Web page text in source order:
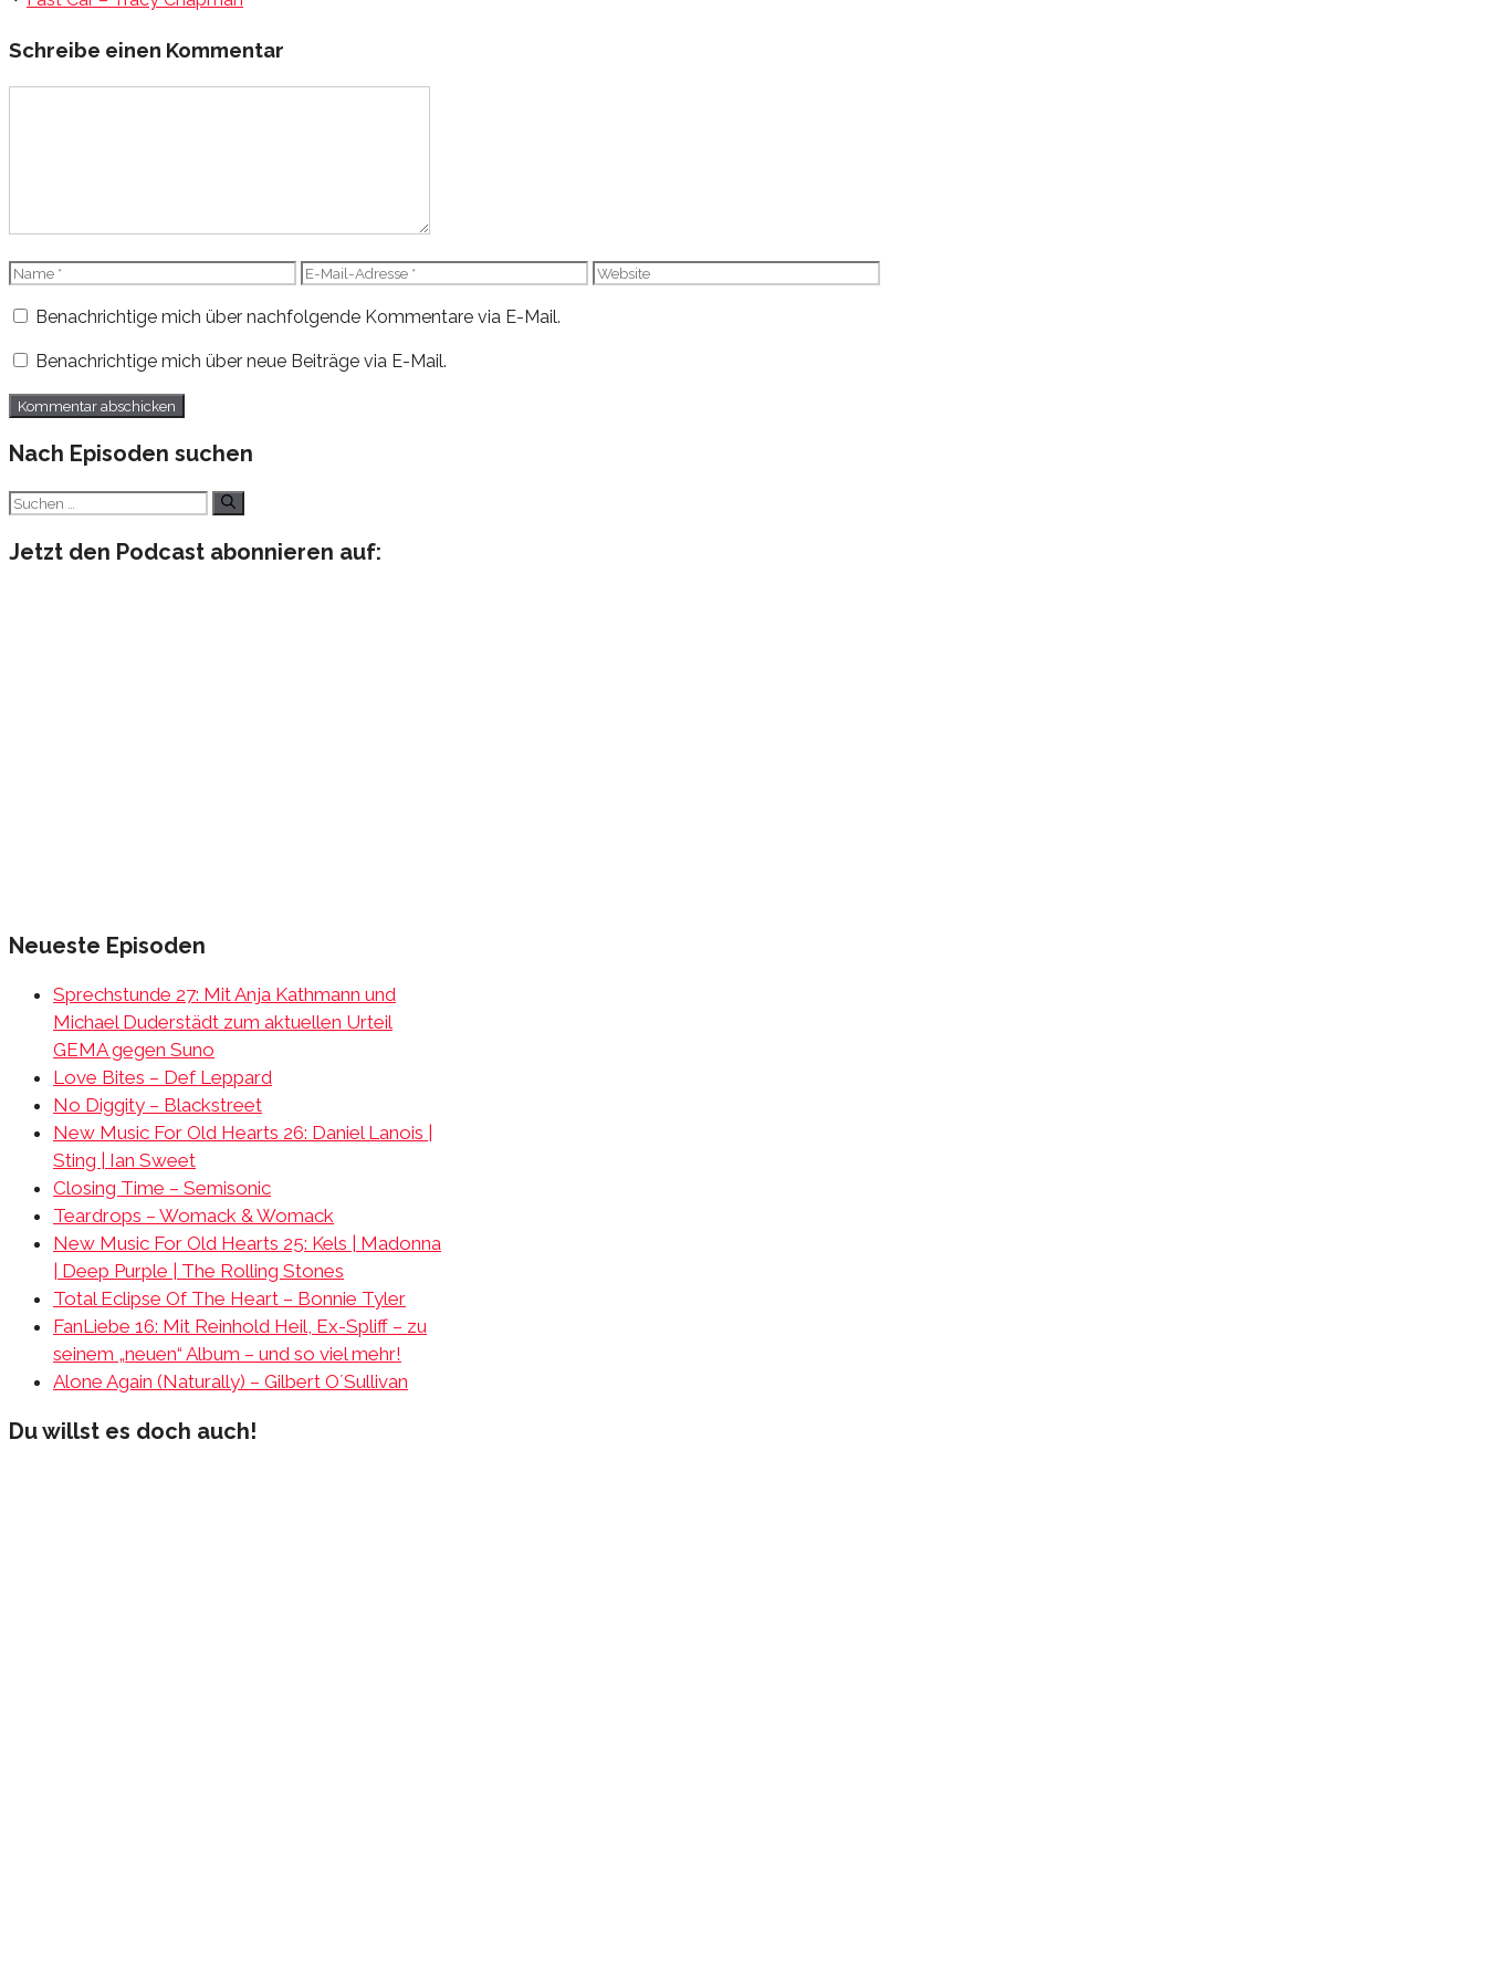
Schreibe einen Kommentar
Name
E-
Adresse
Website
Benachrichtige mich über nachfolgende Kommentare via E-Mail.
Benachrichtige mich über neue Beiträge via E-Mail.
Nach Episoden suchen
Suchen
Jetzt den Podcast abonnieren auf:
Neueste Episoden
Sprechstunde 27: Mit Anja Kathmann und
Michael Duderstädt zum aktuellen Urteil
GEMA gegen Suno
Love Bites – Def Leppard
No Diggity – Blackstreet
New Music For Old Hearts 26: Daniel Lanois |
Sting | Ian Sweet
Closing Time – Semisonic
Teardrops – Womack & Womack
New Music For Old Hearts 25: Kels | Madonna
| Deep Purple | The Rolling Stones
Total Eclipse Of The Heart – Bonnie Tyler
FanLiebe 16: Mit Reinhold Heil, Ex-Spliff – zu
seinem „neuen“ Album – und so viel mehr!
Alone Again (Naturally) – Gilbert O´Sullivan
Du willst es doch auch!